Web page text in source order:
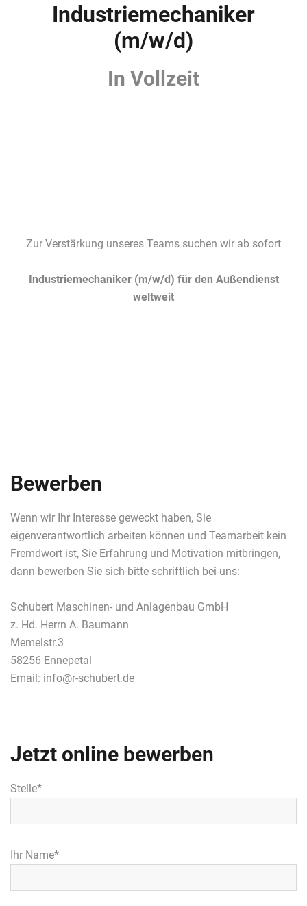
Industriemechaniker
(m/w/d)
In Vollzeit
Zur Verstärkung unseres Teams suchen wir ab sofort
Industriemechaniker (m/w/d) für den Außendienst
weltweit
Bewerben
Wenn wir Ihr Interesse geweckt haben, Sie
eigenverantwortlich arbeiten können und Teamarbeit kein
Fremdwort ist, Sie Erfahrung und Motivation mitbringen,
dann bewerben Sie sich bitte schriftlich bei uns:
Schubert Maschinen- und Anlagenbau GmbH
z. Hd. Herrn A. Baumann
Memelstr.3
58256 Ennepetal
Email: info@r-schubert.de
Jetzt online bewerben
Stelle*
Ihr Name*